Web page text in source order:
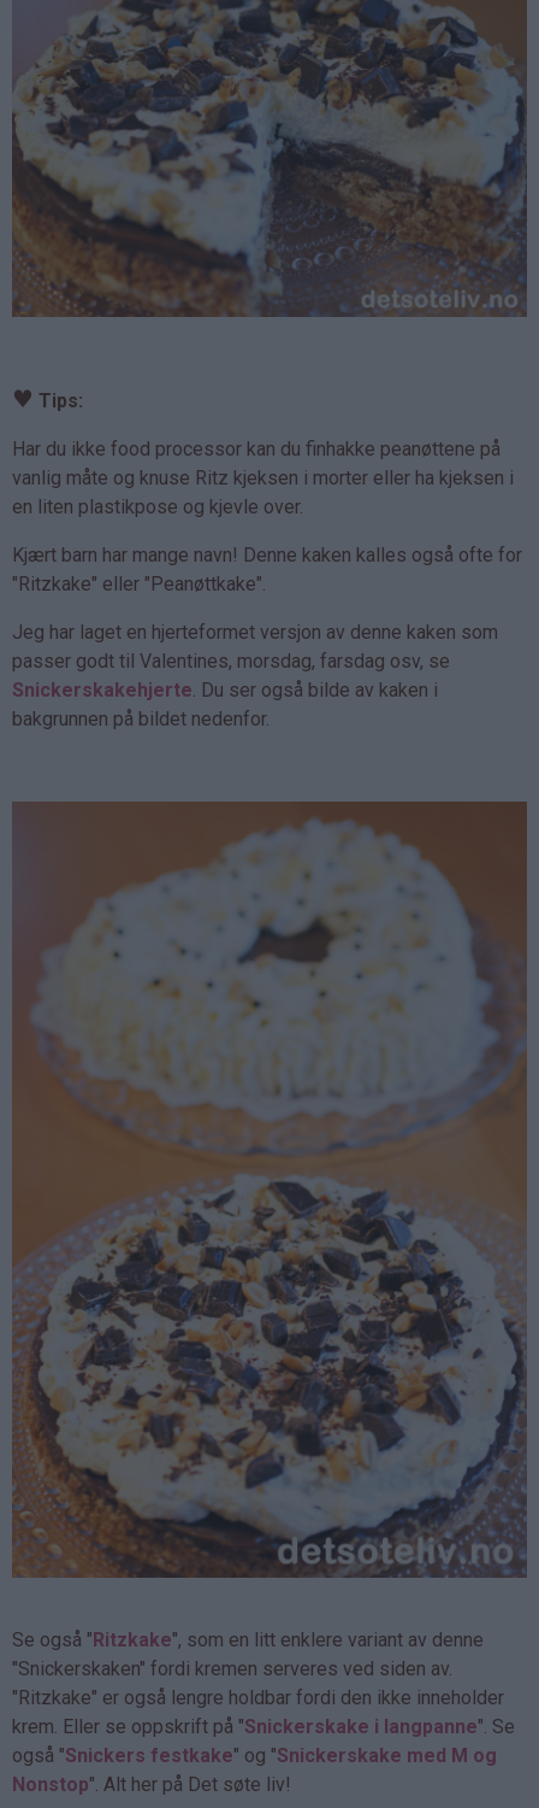
♥ Tips:
Har du ikke food processor kan du finhakke peanøttene på
vanlig måte og knuse Ritz kjeksen i morter eller ha kjeksen i
en liten plastikpose og kjevle over.
Kjært barn har mange navn! Denne kaken kalles også ofte for
"Ritzkake" eller "Peanøttkake".
Jeg har laget en hjerteformet versjon av denne kaken som
passer godt til Valentines, morsdag, farsdag osv, se
Snickerskakehjerte . Du ser også bilde av kaken i
bakgrunnen på bildet nedenfor.
Se også "Ritzkake", som en litt enklere variant av denne
"Snickerskaken" fordi kremen serveres ved siden av.
"Ritzkake" er også lengre holdbar fordi den ikke inneholder
krem. Eller se oppskrift på "Snickerskake i langpanne". Se
også "Snickers festkake" og "Snickerskake med M og
Nonstop". Alt her på Det søte liv!